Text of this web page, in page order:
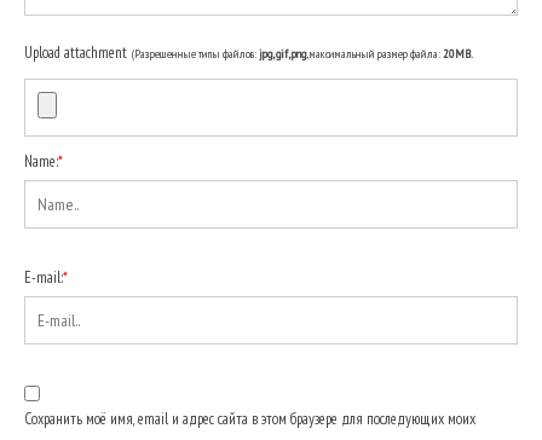
Upload attachment (Разрешенные типы файлов:jpg, gif, png, максимальный размер файла:20MB.
Name:*
E-mail:*
Сохранить моё имя, email и адрес сайта в этом браузере для последующих моих